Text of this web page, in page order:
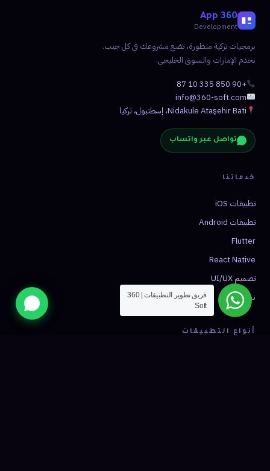
360 App
Development
برمجيات تركية متطورة، تضع مشروعك في كل جيب.
نخدم الإمارات والسوق الخليجي.
+90 850 335 10 87
info@360-soft.com
Nidakule Ataşehir Bati، إسطنبول، تركيا
تواصل عبر واتساب
خدماتنا
تطبيقات iOS
تطبيقات Android
Flutter
React Native
تصميم UI/UX
نشر التطبيق
أنواع التطبيقات
فريق تطوير التطبيقات | 360
Soft